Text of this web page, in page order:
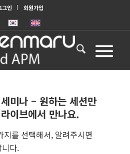
그인 회원가입
미나 – 원하는 세션만
이브에서 만나요.
를 선택해서, 알려주시면
다.